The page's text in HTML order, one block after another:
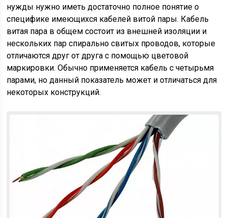
нужды нужно иметь достаточно полное понятие о
специфике имеющихся кабелей витой пары. Кабель
витая пара в общем состоит из внешней изоляции и
нескольких пар спирально свитых проводов, которые
отличаются друг от друга с помощью цветовой
маркировки. Обычно применяется кабель с четырьмя
парами, но данный показатель может и отличаться для
некоторых конструкций.